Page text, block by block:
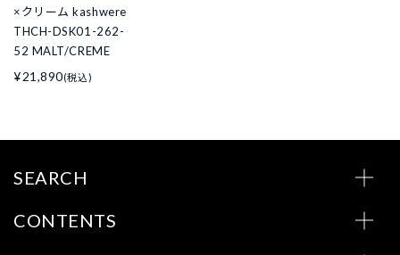
×クリーム kashwere
THCH-DSK01-262-
52 MALT/CREME
¥21,890(税込)
SEARCH
CONTENTS